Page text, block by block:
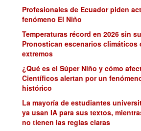
Profesionales de Ecuador piden
fenómeno El Niño
Temperaturas récord en 2026 sin
Pronostican escenarios climáticos
extremos
¿Qué es el Súper Niño y cómo
Científicos alertan por un
histórico
La mayoría de estudiantes
ya usan IA para sus textos,
no tienen las reglas claras